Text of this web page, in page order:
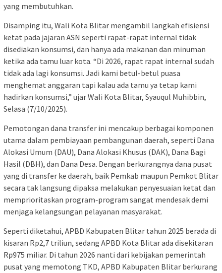
yang membutuhkan.
Disamping itu, Wali Kota Blitar mengambil langkah efisiensi
ketat pada jajaran ASN seperti rapat-rapat internal tidak
disediakan konsumsi, dan hanya ada makanan dan minuman
ketika ada tamu luar kota. “Di 2026, rapat rapat internal sudah
tidak ada lagi konsumsi. Jadi kami betul-betul puasa
menghemat anggaran tapi kalau ada tamu ya tetap kami
hadirkan konsumsi,” ujar Wali Kota Blitar, Syauqul Muhibbin,
Selasa (7/10/2025).
Pemotongan dana transfer ini mencakup berbagai komponen
utama dalam pembiayaan pembangunan daerah, seperti Dana
Alokasi Umum (DAU), Dana Alokasi Khusus (DAK), Dana Bagi
Hasil (DBH), dan Dana Desa. Dengan berkurangnya dana pusat
yang di transfer ke daerah, baik Pemkab maupun Pemkot Blitar
secara tak langsung dipaksa melakukan penyesuaian ketat dan
memprioritaskan program-program sangat mendesak demi
menjaga kelangsungan pelayanan masyarakat.
Seperti diketahui, APBD Kabupaten Blitar tahun 2025 berada di
kisaran Rp2,7 triliun, sedang APBD Kota Blitar ada disekitaran
Rp975 miliar. Di tahun 2026 nanti dari kebijakan pemerintah
pusat yang memotong TKD, APBD Kabupaten Blitar berkurang